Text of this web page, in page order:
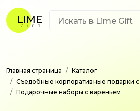
Главная страница
Каталог
Съедобные корпоративные подарки
Подарочные наборы с вареньем